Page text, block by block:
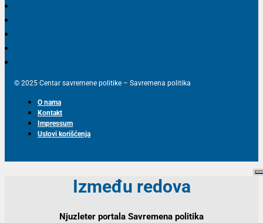
© 2025 Centar savremene politike – Savremena politika
O nama
Kontakt
Impressum
Uslovi korišćenja
Između redova
Njuzleter portala Savremena politika